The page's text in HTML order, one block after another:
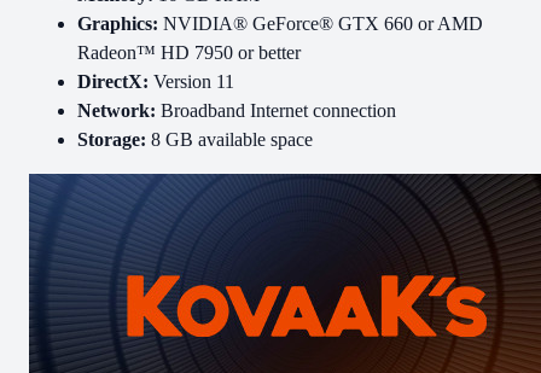
Graphics: NVIDIA® GeForce® GTX 660 or AMD
Radeon™ HD 7950 or better
DirectX: Version 11
Network: Broadband Internet connection
Storage: 8 GB available space